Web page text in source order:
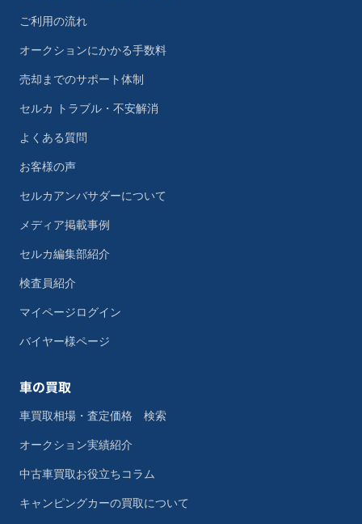
ご利用の流れ
オークションにかかる手数料
売却までのサポート体制
セルカ トラブル・不安解消
よくある質問
お客様の声
セルカアンバサダーについて
メディア掲載事例
セルカ編集部紹介
検査員紹介
マイページログイン
バイヤー様ページ
車の買取
車買取相場・査定価格 検索
オークション実績紹介
中古車買取お役立ちコラム
キャンピングカーの買取について